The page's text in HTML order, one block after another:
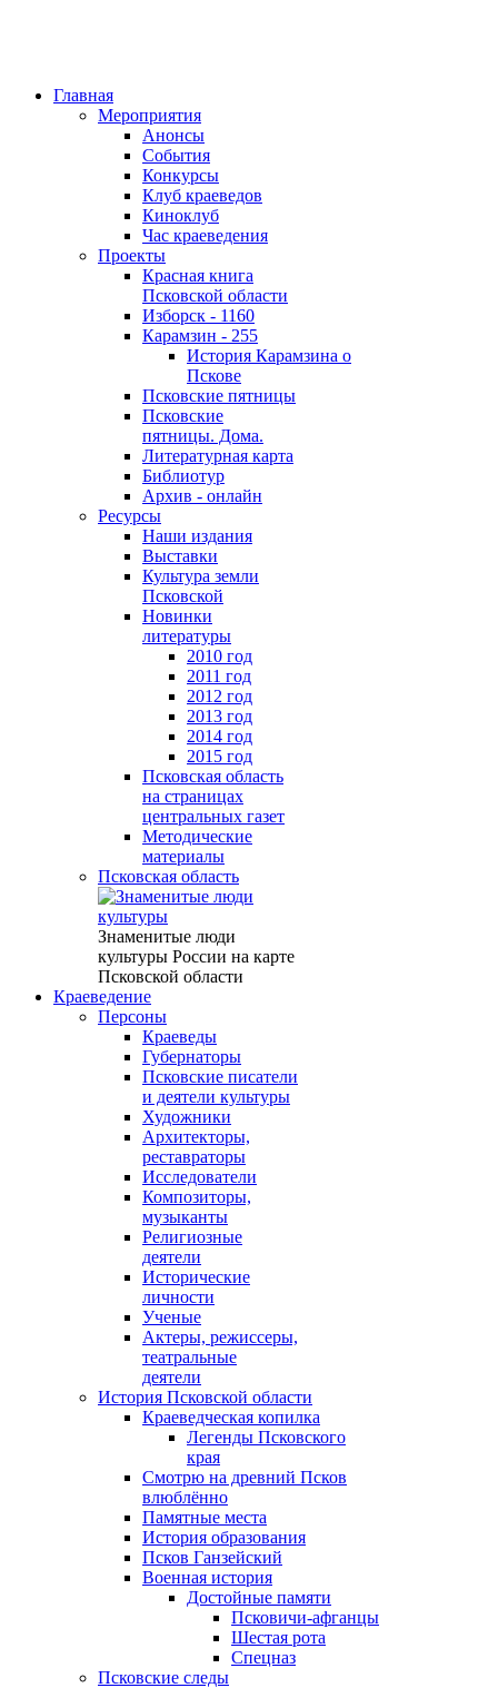
Главная
Мероприятия
Анонсы
События
Конкурсы
Клуб краеведов
Киноклуб
Час краеведения
Проекты
Красная книга
Псковской области
Изборск - 1160
Карамзин - 255
История Карамзина о
Пскове
Псковские пятницы
Псковские
пятницы. Дома.
Литературная карта
Библиотур
Архив - онлайн
Ресурсы
Наши издания
Выставки
Культура земли
Псковской
Новинки
литературы
2010 год
2011 год
2012 год
2013 год
2014 год
2015 год
Псковская область
на страницах
центральных газет
Методические
материалы
Псковская область
Знаменитые люди
культуры России на карте
Псковской области
Краеведение
Персоны
Краеведы
Губернаторы
Псковские писатели
и деятели культуры
Художники
Архитекторы,
реставраторы
Исследователи
Композиторы,
музыканты
Религиозные
деятели
Исторические
личности
Ученые
Актеры, режиссеры,
театральные
деятели
История Псковской области
Краеведческая копилка
Легенды Псковского
края
Смотрю на древний Псков
влюблённо
Памятные места
История образования
Псков Ганзейский
Военная история
Достойные памяти
Псковичи-афганцы
Шестая рота
Спецназ
Псковские следы